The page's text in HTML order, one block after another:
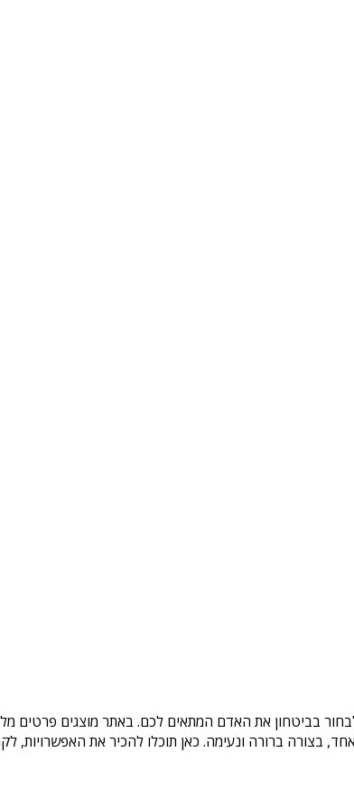
בביטחון את האדם המתאים לכם. באתר מוצגים פרטים
בצורה ברורה ונעימה. כאן תוכלו להכיר את האפשרויות,